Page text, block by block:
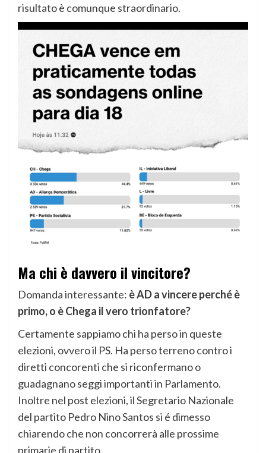
risultato è comunque straordinario.
Ma chi è davvero il vincitore?
Domanda interessante: è AD a vincere perché è
primo, o è Chega il vero trionfatore?
Certamente sappiamo chi ha perso in queste
elezioni, ovvero il PS. Ha perso terreno contro i
diretti concorenti che si riconfermano o
guadagnano seggi importanti in Parlamento.
Inoltre nel post elezioni, il Segretario Nazionale
del partito Pedro Nino Santos si é dimesso
chiarendo che non concorrerà alle prossime
primarie di partito.